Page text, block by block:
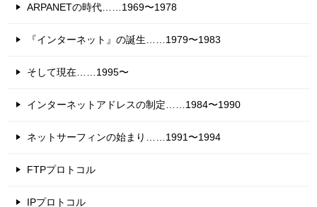
ARPANETの時代……1969〜1978
『インターネット』の誕生……1979〜1983
そして現在……1995〜
インターネットアドレスの制定……1984〜1990
ネットサーフィンの始まり……1991〜1994
FTPプロトコル
IPプロトコル